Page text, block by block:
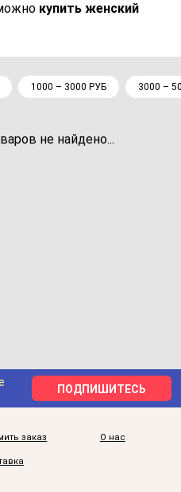
купить женский
1000 – 3000 РУБ 3000 –
не найдено...
ПОДПИШИТЕСЬ
заказ О нас